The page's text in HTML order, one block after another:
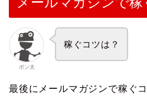
ポン太
稼ぐコツは？
最後にメールマガジンで稼ぐ